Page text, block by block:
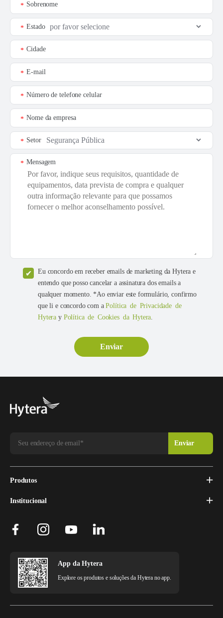
Sobrenome
*
Estado
*
Cidade
*
E-mail
*
Número de telefone celular
*
Nome da empresa
*
Setor
*
Mensagem
*
Eu concordo em receber emails de marketing da Hytera e
entendo que posso cancelar a assinatura dos emails a
qualquer momento. *Ao enviar este formulário, confirmo
que li e concordo com aPolítica de Privacidade de
Hytera y Política de Cookies da Hytera.
Produtos
Institucional
App da Hytera
Explore os produtos e soluções da Hytera no app.